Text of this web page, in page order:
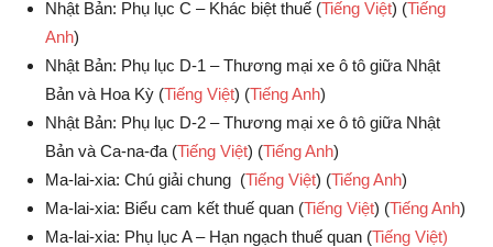
Nhật Bản: Phụ lục C – Khác biệt thuế (Tiếng Việt) (Tiếng
Anh)
Nhật Bản: Phụ lục D-1 – Thương mại xe ô tô giữa Nhật
Bản và Hoa Kỳ (Tiếng Việt) (Tiếng Anh)
Nhật Bản: Phụ lục D-2 – Thương mại xe ô tô giữa Nhật
Bản và Ca-na-đa (Tiếng Việt) (Tiếng Anh)
Ma-lai-xia: Chú giải chung (Tiếng Việt) (Tiếng Anh)
Ma-lai-xia: Biểu cam kết thuế quan (Tiếng Việt) (Tiếng Anh)
Ma-lai-xia: Phụ lục A – Hạn ngạch thuế quan (Tiếng Việt)